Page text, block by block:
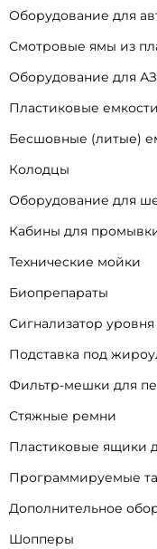
Оборудование для
Смотровые ямы из
Оборудование для
Пластиковые емкости
Бесшовные (литые)
Колодцы
Оборудование для
Кабины для
Технические мойки
Биопрепараты
Сигнализатор уровня
Подставка под
Фильтр-мешки для
Стяжные ремни
Пластиковые ящики
Программируемые
Дополнительное
Шопперы